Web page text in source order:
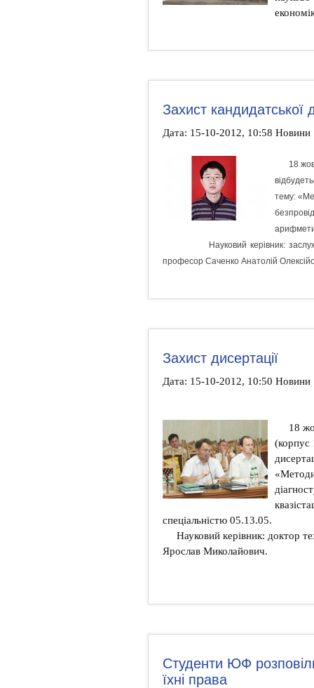
Захист кандидатської
Дата: 15-10-2012, 10:58 Новини
18
тему:
Науковий керівник:
професор Саченко Анатолій
Захист дисертації
Дата: 15-10-2012, 10:50 Новини
18
(корпус
спеціальністю 05.13.05.
Науковий керівник: доктор
Ярослав Миколайович.
Студенти ЮФ
їхні права